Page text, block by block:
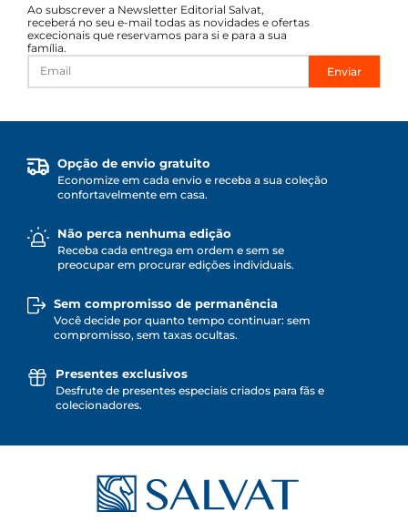
Ao subscrever a Newsletter Editorial Salvat,
receberá no seu e-mail todas as novidades e ofertas
excecionais que reservamos para si e para a sua
família.
Enviar
Opção de envio gratuito
Economize em cada envio e receba a sua coleção
confortavelmente em casa.
Não perca nenhuma edição
Receba cada entrega em ordem e sem se
preocupar em procurar edições individuais.
Sem compromisso de permanência
Você decide por quanto tempo continuar: sem
compromisso, sem taxas ocultas.
Presentes exclusivos
Desfrute de presentes especiais criados para fãs e
colecionadores.